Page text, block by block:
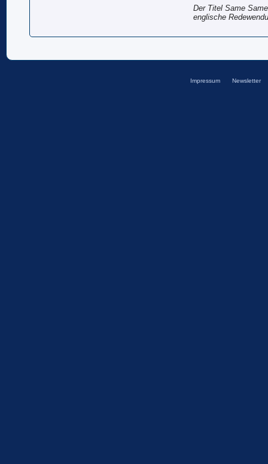
Der Titel Same
englische